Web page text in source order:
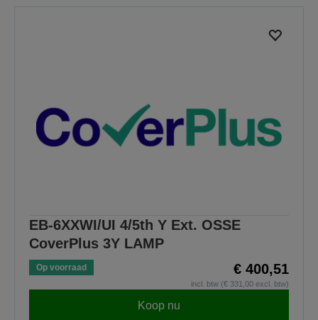
EB-6XXWI/UI 4/5th Y Ext. OSSE
CoverPlus 3Y LAMP
Op voorraad € 400,51
incl. btw (€ 331,00 excl. btw)
Koop nu